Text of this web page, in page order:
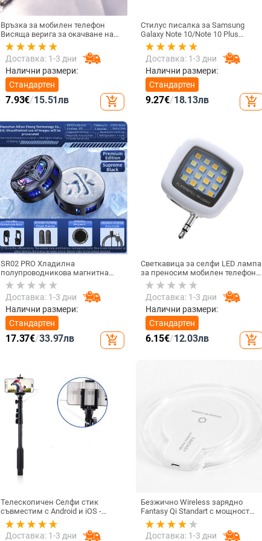
Връзка за мобилен телефон
Висяща верига за окачване на
врата Висулка Кристални
мъниста Ръчна изработка Анти-
загубено въже за каишка за
iPhone Подвижна
Доставка: 1-3 дни
Налични размери:
Стандартен
7.93€/15.51лв add_shopping_cart
Стилус писалка за Samsung
Galaxy Note 10/Note 10 Plus
Универсална капацитивна
писалка Чувствителен сензорен
екран SPen Не е съвместим с
Bluetooth
Доставка: 1-3 дни
Налични размери:
Стандартен
9.27€/18.13лв add_shopping_cart
SR02 PRO Хладилна
полупроводникова магнитна
задна щипка за мобилен
телефон Радиатор за игра на
живо Цифров дисплей
Директна доставка от
фабриката
Доставка: 1-3 дни
Налични размери:
Стандартен
17.37€/33.97лв add_shopping_cart
Светкавица за селфи LED лампа
за преносим мобилен телефон
Запълваща светлина за
фотография, акумулаторна
Доставка: 1-3 дни
Налични размери:
Стандартен
6.15€/12.03лв add_shopping_cart
Телескопичен Селфи стик
съвместим с Android и iOS -
Черен
Доставка: 1-3 дни
Безжично Wireless зарядно
Fantasy Qi Standart с мощност
5W и тип на свързаност USB -
бял цвят
Доставка: 1-3 дни